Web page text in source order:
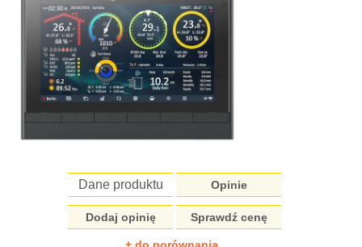
Dane produktu Opinie
Dodaj opinię Sprawdź cenę
+ do porównania